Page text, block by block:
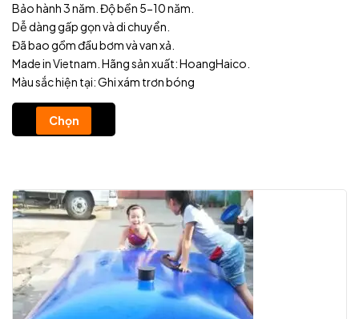
Bảo hành 3 năm. Độ bền 5-10 năm.
Dễ dàng gấp gọn và di chuyển.
Đã bao gồm đầu bơm và van xả.
Made in Vietnam. Hãng sản xuất: HoangHaico.
Màu sắc hiện tại: Ghi xám trơn bóng
Chọn